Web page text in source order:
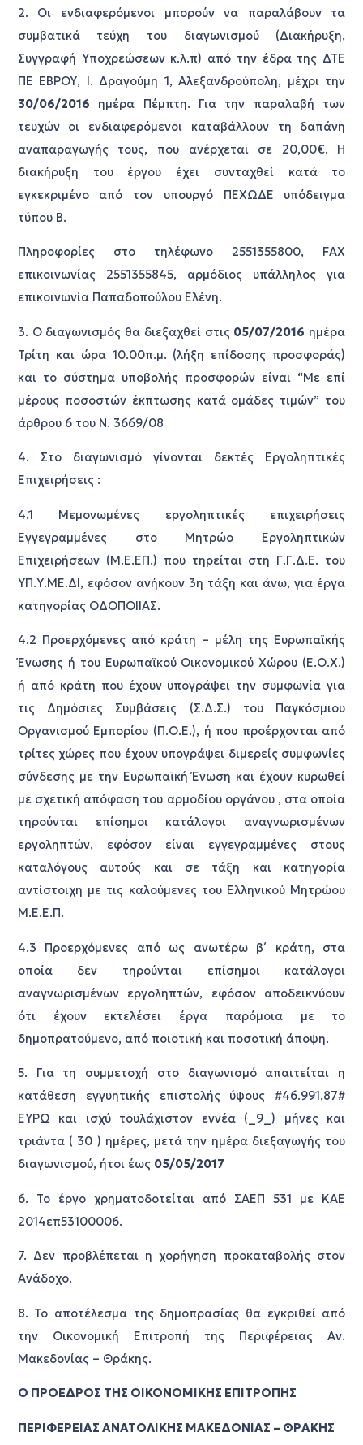
2. Οι ενδιαφερόμενοι μπορούν να παραλάβουν τα
συμβατικά τεύχη του διαγωνισμού (Διακήρυξη,
Συγγραφή Υποχρεώσεων κ.λ.π) από την έδρα της ΔΤΕ
ΠΕ ΕΒΡΟΥ, Ι. Δραγούμη 1, Αλεξανδρούπολη, μέχρι την
30/06/2016 ημέρα Πέμπτη. Για την παραλαβή των
τευχών οι ενδιαφερόμενοι καταβάλλουν τη δαπάνη
αναπαραγωγής τους, που ανέρχεται σε 20,00€. Η
διακήρυξη του έργου έχει συνταχθεί κατά το
εγκεκριμένο από τον υπουργό ΠΕΧΩΔΕ υπόδειγμα
τύπου Β.
Πληροφορίες στο τηλέφωνο 2551355800, FAX
επικοινωνίας 2551355845, αρμόδιος υπάλληλος για
επικοινωνία Παπαδοπούλου Ελένη.
3. Ο διαγωνισμός θα διεξαχθεί στις 05/07/2016 ημέρα
Τρίτη και ώρα 10.00π.μ. (λήξη επίδοσης προσφοράς)
και το σύστημα υποβολής προσφορών είναι “Με επί
μέρους ποσοστών έκπτωσης κατά ομάδες τιμών” του
άρθρου 6 του Ν. 3669/08
4. Στο διαγωνισμό γίνονται δεκτές Εργοληπτικές
Επιχειρήσεις :
4.1 Μεμονωμένες εργοληπτικές επιχειρήσεις
Εγγεγραμμένες στο Μητρώο Εργοληπτικών
Επιχειρήσεων (Μ.Ε.ΕΠ.) που τηρείται στη Γ.Γ.Δ.Ε. του
ΥΠ.Υ.ΜΕ.ΔΙ, εφόσον ανήκουν 3η τάξη και άνω, για έργα
κατηγορίας ΟΔΟΠΟΙΙΑΣ.
4.2 Προερχόμενες από κράτη – μέλη της Ευρωπαϊκής
Ένωσης ή του Ευρωπαϊκού Οικονομικού Χώρου (Ε.Ο.Χ.)
ή από κράτη που έχουν υπογράψει την συμφωνία για
τις Δημόσιες Συμβάσεις (Σ.Δ.Σ.) του Παγκόσμιου
Οργανισμού Εμπορίου (Π.Ο.Ε.), ή που προέρχονται από
τρίτες χώρες που έχουν υπογράψει διμερείς συμφωνίες
σύνδεσης με την Ευρωπαϊκή Ένωση και έχουν κυρωθεί
με σχετική απόφαση του αρμοδίου οργάνου , στα οποία
τηρούνται επίσημοι κατάλογοι αναγνωρισμένων
εργοληπτών, εφόσον είναι εγγεγραμμένες στους
καταλόγους αυτούς και σε τάξη και κατηγορία
αντίστοιχη με τις καλούμενες του Ελληνικού Μητρώου
Μ.Ε.Ε.Π.
4.3 Προερχόμενες από ως ανωτέρω β΄ κράτη, στα
οποία δεν τηρούνται επίσημοι κατάλογοι
αναγνωρισμένων εργοληπτών, εφόσον αποδεικνύουν
ότι έχουν εκτελέσει έργα παρόμοια με το
δημοπρατούμενο, από ποιοτική και ποσοτική άποψη.
5. Για τη συμμετοχή στο διαγωνισμό απαιτείται η
κατάθεση εγγυητικής επιστολής ύψους #46.991,87#
ΕΥΡΩ και ισχύ τουλάχιστον εννέα (_9_) μήνες και
τριάντα ( 30 ) ημέρες, μετά την ημέρα διεξαγωγής του
διαγωνισμού, ήτοι έως 05/05/2017
6. Το έργο χρηματοδοτείται από ΣΑΕΠ 531 με ΚΑΕ
2014επ53100006.
7. Δεν προβλέπεται η χορήγηση προκαταβολής στον
Ανάδοχο.
8. Το αποτέλεσμα της δημοπρασίας θα εγκριθεί από
την Οικονομική Επιτροπή της Περιφέρειας Αν.
Μακεδονίας – Θράκης.
Ο ΠΡΟΕΔΡΟΣ ΤΗΣ ΟΙΚΟΝΟΜΙΚΗΣ ΕΠΙΤΡΟΠΗΣ
ΠΕΡΙΦΕΡΕΙΑΣ ΑΝΑΤΟΛΙΚΗΣ ΜΑΚΕΔΟΝΙΑΣ – ΘΡΑΚΗΣ